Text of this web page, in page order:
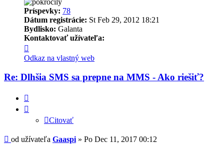
Príspevky: 78
Dátum registrácie: St Feb 29, 2012 18:21
Bydlisko: Galanta
Kontaktovať užívateľa:
informácie
užívateľa
-
Gaaspi
Odkaz na vlastný web
Re: Dlhšia SMS sa prepne na MMS - Ako riešiť?
Citovať
Príspevok
od užívateľa Gaaspi » Po Dec 11, 2017 00:12